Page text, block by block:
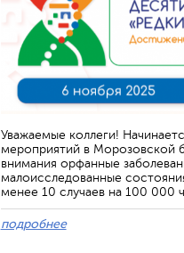
Уважаемые коллеги!
мероприятий в Морозовской
внимания орфанные
малоисследованные
менее 10 случаев на 100 000
подробнее